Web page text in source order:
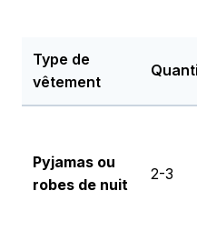
Type de
vêtement
Pyjamas ou
robes de nuit
2-3